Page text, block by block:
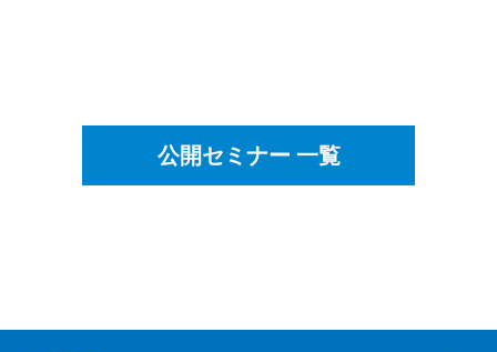
公開セミナー 一覧